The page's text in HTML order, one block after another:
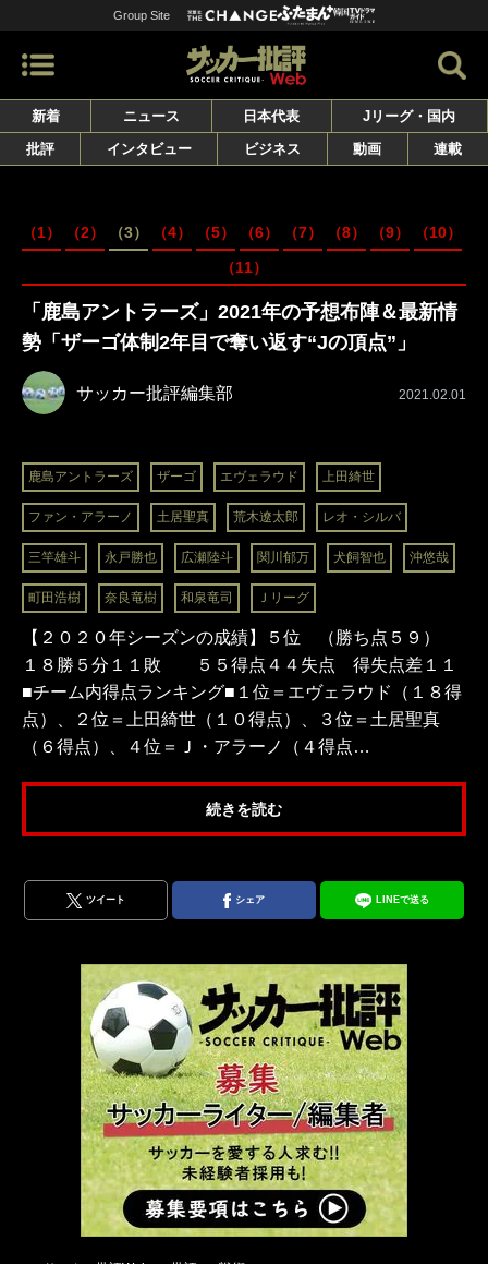
Group Site
新着 ニュース 日本代表
Jリーグ・国内
批評
インタビュー ビジネス 動画 連載
（1） （2） （3） （4） （5） （6） （7） （8） （9）
（10）
（11）
「鹿島アントラーズ」2021年の予想布陣＆最新情
勢「ザーゴ体制2年目で奪い返す“Jの頂点”」
サッカー批評編集部 2021.02.01
鹿島アントラーズ ザーゴ エヴェラウド 上田綺世
ファン・アラーノ 土居聖真 荒木遼太郎 レオ・シルバ
三竿雄斗 永戸勝也 広瀬陸斗 関川郁万 犬飼智也 沖悠哉
町田浩樹 奈良竜樹 和泉竜司 Ｊリーグ
【２０２０年シーズンの成績】５位 （勝ち点５９）
１８勝５分１１敗 ５５得点４４失点 得失点差１１
■チーム内得点ランキング■１位＝エヴェラウド（１８得
点）、２位＝上田綺世（１０得点）、３位＝土居聖真
（６得点）、４位＝Ｊ・アラーノ（４得点…
続きを読む
ツイート シェア LINEで送る